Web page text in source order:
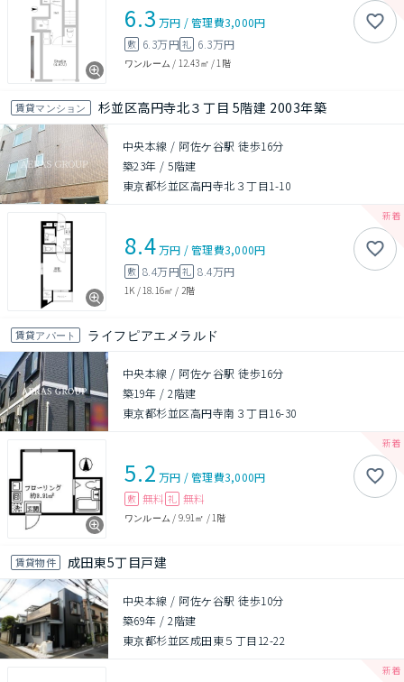
6.3 万円 /管理費3,000円
敷 6.3万円礼 6.3万円
ワンルーム / 12.43㎡ / 1階
賃貸マンション 杉並区高円寺北３丁目 5階建 2003年築
中央本線 / 阿佐ケ谷駅 徒歩16分
築23年 /5階建
東京都杉並区高円寺北３丁目1-10
8.4万円 /管理費3,000円
敷 8.4万円礼 8.4万円
1K / 18.16㎡ / 2階
賃貸アパート ライフピアエメラルド
中央本線 / 阿佐ケ谷駅 徒歩16分
築19年 /2階建
東京都杉並区高円寺南３丁目16-30
5.2 万円 /管理費3,000円
敷 無料 礼 無料
ワンルーム / 9.91㎡ / 1階
賃貸物件 成田東5丁目戸建
中央本線 / 阿佐ケ谷駅 徒歩10分
築69年 /2階建
東京都杉並区成田東５丁目12-22